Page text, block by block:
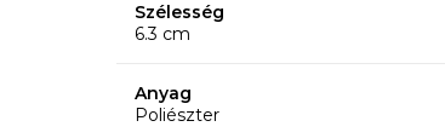
Szélesség
6.3 cm
Anyag
Poliészter